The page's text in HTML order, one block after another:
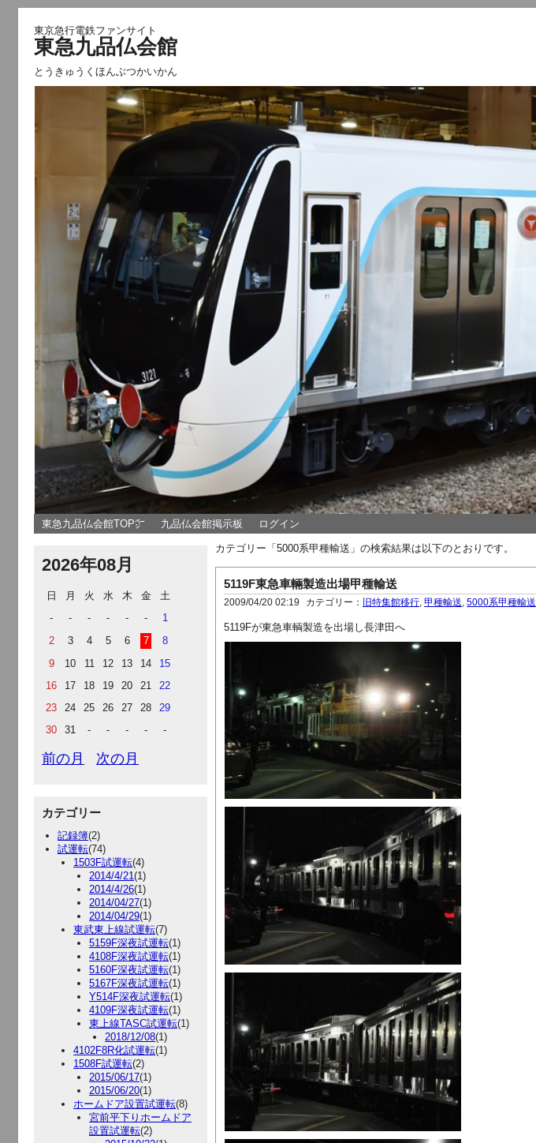
東京急行電鉄ファンサイト
東急九品仏会館
とうきゅうくほんぶつかいかん
東急九品仏会館TOP㌻ 九品仏会館掲示板 ログイン
2026年08月
日 月 火 水 木 金
土
-
- - - - -
1
2
3 4 5 6 7
8
9
10 11 12 13 14
15
16
17 18 19 20 21
22
23
24 25 26 27 28
29
30
31 - - - - -
前の月 次の月
カテゴリー
記録簿(2)
試運転(74)
1503F試運転(4)
2014/4/21(1)
2014/4/26(1)
2014/04/27(1)
2014/04/29(1)
東武東上線試運転(7)
5159F深夜試運転(1)
4108F深夜試運転(1)
5160F深夜試運転(1)
5167F深夜試運転(1)
Y514F深夜試運転(1)
4109F深夜試運転(1)
東上線TASC試運転(1)
2018/12/08(1)
4102F8R化試運転(1)
1508F試運転(2)
2015/06/17(1)
2015/06/20(1)
ホームドア設置試運転(8)
宮前平下りホームドア
設置試運転(2)
カテゴリー「5000系甲種輸送」の検索結果は以下のとおりです。
5119F東急車輛製造出場甲種輸送
2009/04/20 02:19 カテゴリー： 旧特集館移行 ,甲種輸送 ,5000系甲種輸送
5119Fが東急車輌製造を出場し長津田へ